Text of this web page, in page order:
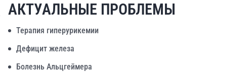
АКТУАЛЬНЫЕ ПРОБЛЕМЫ
Терапия гиперурикемии
Дефицит железа
Болезнь Альцгеймера